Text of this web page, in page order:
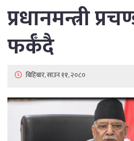
प्रधानमन्त्री
फर्कँदै
बिहिबार, साउन ११, २०८०